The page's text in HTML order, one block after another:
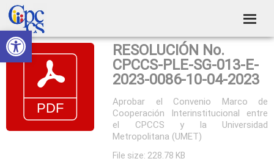
Abrir barra de herramientas
Skip
to
primary
navigation
Skip
to
main
content
Skip
to
primary
sidebar
Skip
to
footer
Consejo
de
Participación
Ciudadana
Construyendo
Poder
RESOLUCIÓN No.
CPCCS-PLE-SG-013-E-
2023-0086-10-04-2023
Aprobar el Convenio Marco de
Cooperación Interinstitucional entre
el CPCCS y la Universidad
Metropolitana (UMET)
File size: 228.78 KB